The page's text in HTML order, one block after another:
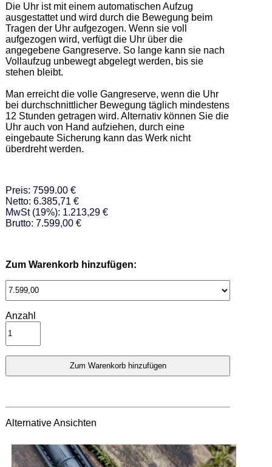
Die Uhr ist mit einem automatischen Aufzug
ausgestattet und wird durch die Bewegung beim
Tragen der Uhr aufgezogen. Wenn sie voll
aufgezogen wird, verfügt die Uhr über die
angegebene Gangreserve. So lange kann sie nach
Vollaufzug unbewegt abgelegt werden, bis sie
stehen bleibt.
Man erreicht die volle Gangreserve, wenn die Uhr
bei durchschnittlicher Bewegung täglich mindestens
12 Stunden getragen wird. Alternativ können Sie die
Uhr auch von Hand aufziehen, durch eine
eingebaute Sicherung kann das Werk nicht
überdreht werden.
Preis: 7599.00 €
Netto: 6.385,71 €
MwSt (19%): 1.213,29 €
Brutto: 7.599,00 €
Zum Warenkorb hinzufügen:
Anzahl
Alternative Ansichten